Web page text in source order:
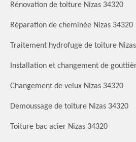
Rénovation de toiture Nizas 34320
Réparation de cheminée Nizas 34320
Traitement hydrofuge de toiture
Installation et changement de
Changement de velux Nizas 34320
Demoussage de toiture Nizas 34320
Toiture bac acier Nizas 34320